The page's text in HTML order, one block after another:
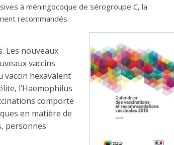
à méningocoque de sérogroupe C, la
recommandés.
Les nouveaux
vaccins
hexavalent
l’Haemophilus
comporte
en matière de
personnes